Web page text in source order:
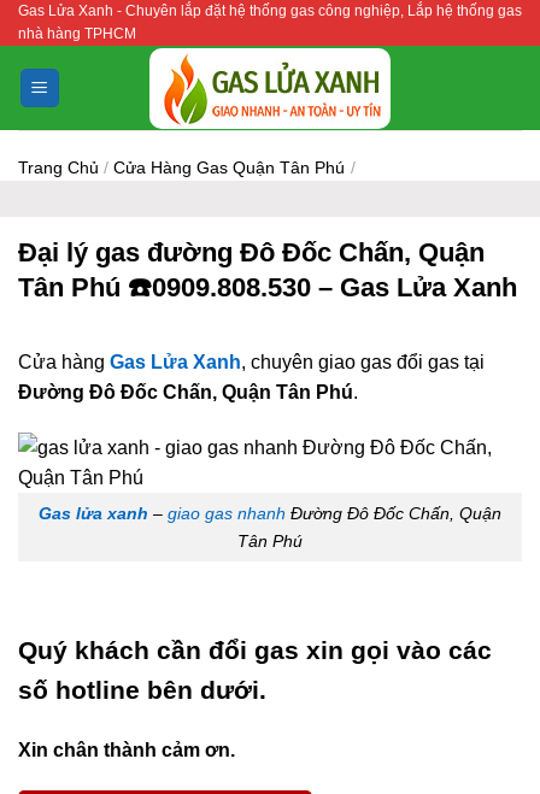
Bỏ
qua
nội
dung
Gas Lửa Xanh - Chuyên lắp đặt hệ thống gas công nghiệp, Lắp hệ thống gas
nhà hàng TPHCM
Trang Chủ / Cửa Hàng Gas Quận Tân Phú /
Đại lý gas đường Đô Đốc Chấn, Quận
Tân Phú ☎️0909.808.530 – Gas Lửa Xanh
Cửa hàng Gas Lửa Xanh, chuyên giao gas đổi gas tại
Đường Đô Đốc Chấn, Quận Tân Phú.
Gas lửa xanh – giao gas nhanh Đường Đô Đốc Chấn, Quận
Tân Phú
Quý khách cần đổi gas xin gọi vào các
số hotline bên dưới.
Xin chân thành cảm ơn.